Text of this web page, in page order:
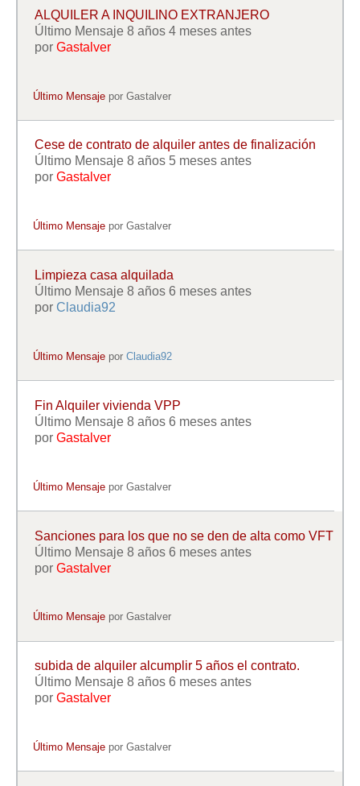
ALQUILER A INQUILINO EXTRANJERO
Último Mensaje 8 años 4 meses antes
por Gastalver
Último Mensaje porGastalver
Cese de contrato de alquiler antes de finalización
Último Mensaje 8 años 5 meses antes
por Gastalver
Último Mensaje porGastalver
Limpieza casa alquilada
Último Mensaje 8 años 6 meses antes
por Claudia92
Último Mensaje porClaudia92
Fin Alquiler vivienda VPP
Último Mensaje 8 años 6 meses antes
por Gastalver
Último Mensaje porGastalver
Sanciones para los que no se den de alta como VFT
Último Mensaje 8 años 6 meses antes
por Gastalver
Último Mensaje porGastalver
subida de alquiler alcumplir 5 años el contrato.
Último Mensaje 8 años 6 meses antes
por Gastalver
Último Mensaje porGastalver